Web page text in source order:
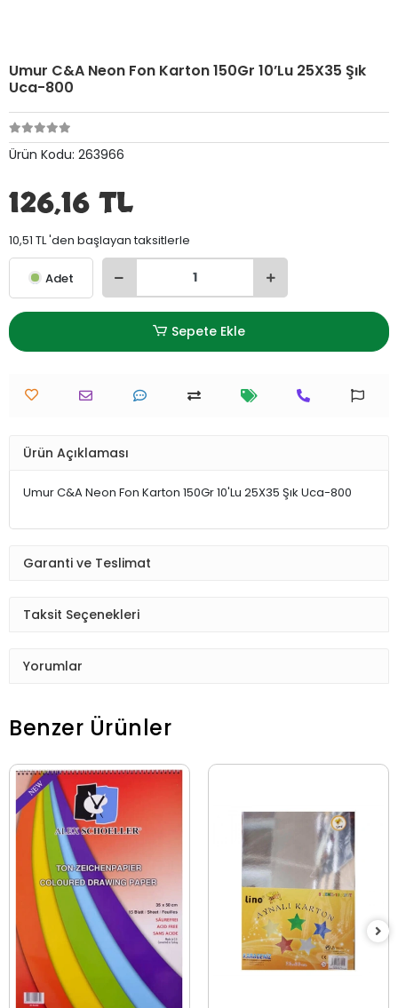
Umur C&A Neon Fon Karton 150Gr 10’Lu 25X35 Şık
Uca-800
Ürün Kodu: 263966
126,16 TL
10,51 TL 'den başlayan taksitlerle
Adet
Sepete Ekle
Ürün Açıklaması
Umur C&A Neon Fon Karton 150Gr 10'Lu 25X35 Şık Uca-800
Garanti ve Teslimat
Taksit Seçenekleri
Yorumlar
Benzer Ürünler